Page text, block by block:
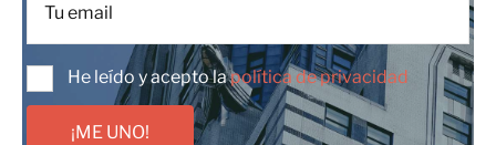
He leído y acepto lapolítica de privacidad
¡ME UNO!